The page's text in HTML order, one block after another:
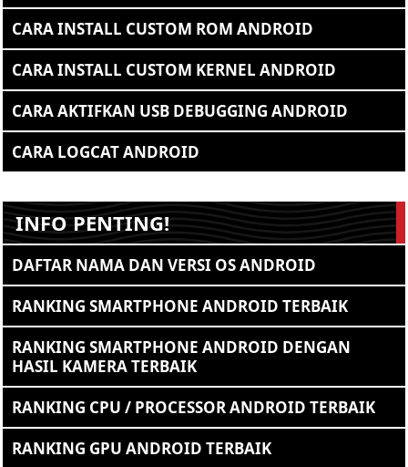
CARA INSTALL CUSTOM ROM ANDROID
CARA INSTALL CUSTOM KERNEL ANDROID
CARA AKTIFKAN USB DEBUGGING ANDROID
CARA LOGCAT ANDROID
INFO PENTING!
DAFTAR NAMA DAN VERSI OS ANDROID
RANKING SMARTPHONE ANDROID TERBAIK
RANKING SMARTPHONE ANDROID DENGAN
HASIL KAMERA TERBAIK
RANKING CPU / PROCESSOR ANDROID TERBAIK
RANKING GPU ANDROID TERBAIK